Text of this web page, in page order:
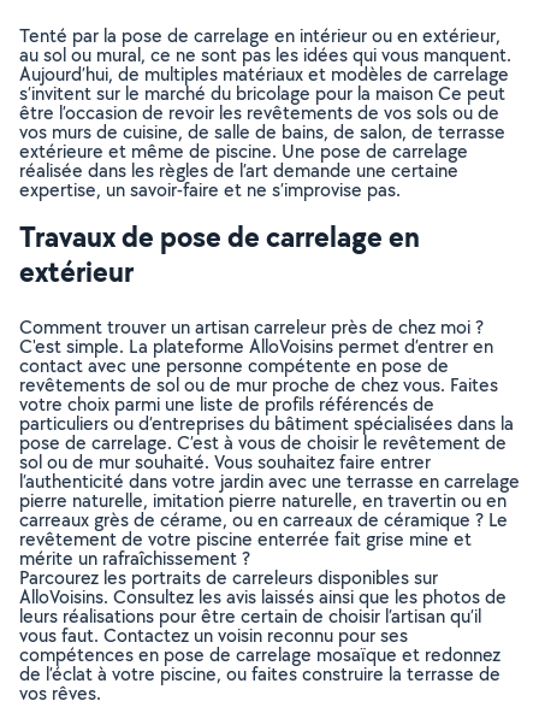
Tenté par la pose de carrelage en intérieur ou en extérieur,
au sol ou mural, ce ne sont pas les idées qui vous manquent.
Aujourd’hui, de multiples matériaux et modèles de carrelage
s’invitent sur le marché du bricolage pour la maison Ce peut
être l’occasion de revoir les revêtements de vos sols ou de
vos murs de cuisine, de salle de bains, de salon, de terrasse
extérieure et même de piscine. Une pose de carrelage
réalisée dans les règles de l’art demande une certaine
expertise, un savoir-faire et ne s’improvise pas.
Travaux de pose de carrelage en
extérieur
Comment trouver un artisan carreleur près de chez moi ?
C'est simple. La plateforme AlloVoisins permet d’entrer en
contact avec une personne compétente en pose de
revêtements de sol ou de mur proche de chez vous. Faites
votre choix parmi une liste de profils référencés de
particuliers ou d’entreprises du bâtiment spécialisées dans la
pose de carrelage. C’est à vous de choisir le revêtement de
sol ou de mur souhaité. Vous souhaitez faire entrer
l’authenticité dans votre jardin avec une terrasse en carrelage
pierre naturelle, imitation pierre naturelle, en travertin ou en
carreaux grès de cérame, ou en carreaux de céramique ? Le
revêtement de votre piscine enterrée fait grise mine et
mérite un rafraîchissement ?
Parcourez les portraits de carreleurs disponibles sur
AlloVoisins. Consultez les avis laissés ainsi que les photos de
leurs réalisations pour être certain de choisir l’artisan qu’il
vous faut. Contactez un voisin reconnu pour ses
compétences en pose de carrelage mosaïque et redonnez
de l’éclat à votre piscine, ou faites construire la terrasse de
vos rêves.